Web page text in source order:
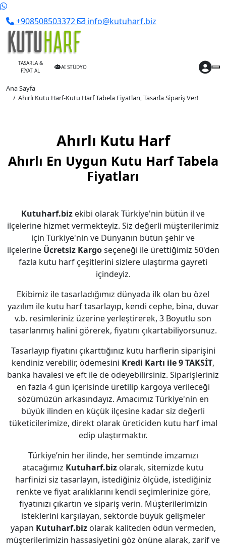
+908508503372 info@kutuharf.biz
TASARLA &
FİYAT AL
AI STÜDYO
Ana Sayfa
Ahırlı Kutu Harf-Kutu Harf Tabela Fiyatları, Tasarla Sipariş Ver!
Ahırlı Kutu Harf
Ahırlı En Uygun Kutu Harf Tabela
Fiyatları
Kutuharf.biz ekibi olarak Türkiye'nin bütün il ve
ilçelerine hizmet vermekteyiz. Siz değerli müşterilerimiz
için Türkiye'nin ve Dünyanın bütün şehir ve
ilçelerine Ücretsiz Kargoseçeneği ile ürettiğimiz 50'den
fazla kutu harf çeşitlerini sizlere ulaştırma gayreti
içindeyiz.
Ekibimiz ile tasarladığımız dünyada ilk olan bu özel
yazılım ile kutu harf tasarlayıp, kendi cephe, bina, duvar
v.b. resimleriniz üzerine yerleştirerek, 3 Boyutlu son
tasarlanmış halini görerek, fiyatını çıkartabiliyorsunuz.
Tasarlayıp fiyatını çıkarttığınız kutu harflerin siparişini
kendiniz verebilir, ödemesini Kredi Kartı ile 9 TAKSİT,
banka havalesi ve eft ile de ödeyebilirsiniz. Siparişleriniz
en fazla 4 gün içerisinde üretilip kargoya verileceği
sözümüzün arkasındayız. Amacımız Türkiye'nin en
büyük ilinden en küçük ilçesine kadar siz değerli
tüketicilerimize, direkt olarak üreticiden kutu harf imal
edip ulaştırmaktır.
Türkiye’nin her ilinde, her semtinde imzamızı
atacağımız Kutuharf.biz olarak, sitemizde kutu
harfinizi siz tasarlayın, istediğiniz ölçüde, istediğiniz
renkte ve fiyat aralıklarını kendi seçimlerinize göre,
fiyatınızı çıkartın ve sipariş verin. Müşterilerimizin
isteklerini karşılayan, sektörde büyük gelişmeler
yapan Kutuharf.biz olarak kaliteden ödün vermeden,
müşterilerimizin hassasiyetini göz önüne alarak, zarif ve